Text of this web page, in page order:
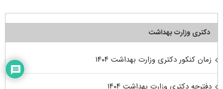
دکتری وزارت بهداشت
زمان کنکور دکتری وزارت بهداشت ۱۴۰۴
دفترچه دکتری وزارت بهداشت ۱۴۰۴